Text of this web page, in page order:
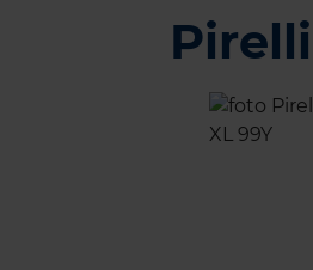
Pirelli